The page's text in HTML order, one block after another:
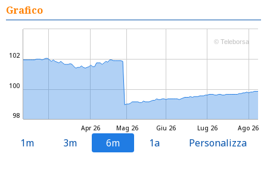
Grafico
Mag 26 Lug 26
Apr 26 Giu 26 Ago 26
98
100
102
© Teleborsa
1m 3m 6m 1a Personalizza